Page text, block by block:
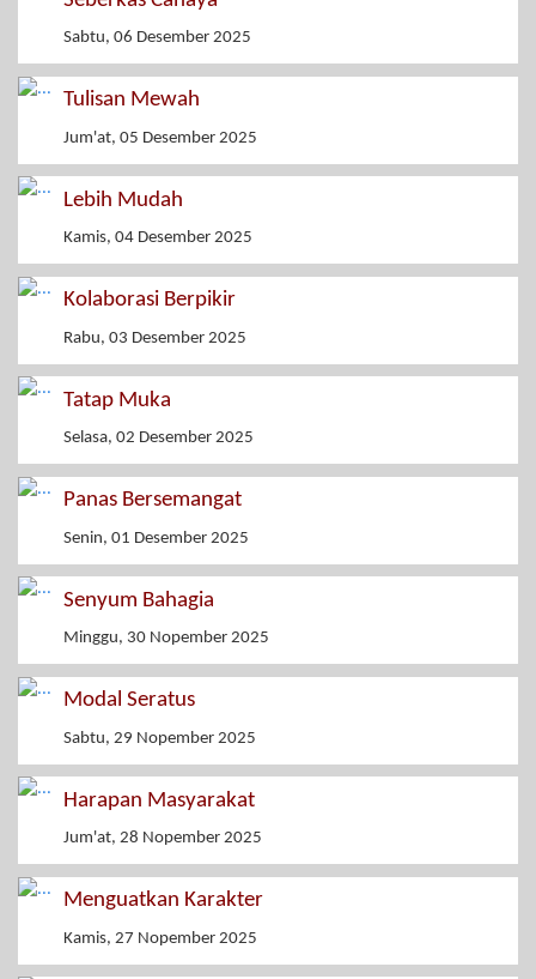
Sabtu, 06 Desember 2025
Tulisan Mewah
Jum'at, 05 Desember 2025
Lebih Mudah
Kamis, 04 Desember 2025
Kolaborasi Berpikir
Rabu, 03 Desember 2025
Tatap Muka
Selasa, 02 Desember 2025
Panas Bersemangat
Senin, 01 Desember 2025
Senyum Bahagia
Minggu, 30 Nopember 2025
Modal Seratus
Sabtu, 29 Nopember 2025
Harapan Masyarakat
Jum'at, 28 Nopember 2025
Menguatkan Karakter
Kamis, 27 Nopember 2025